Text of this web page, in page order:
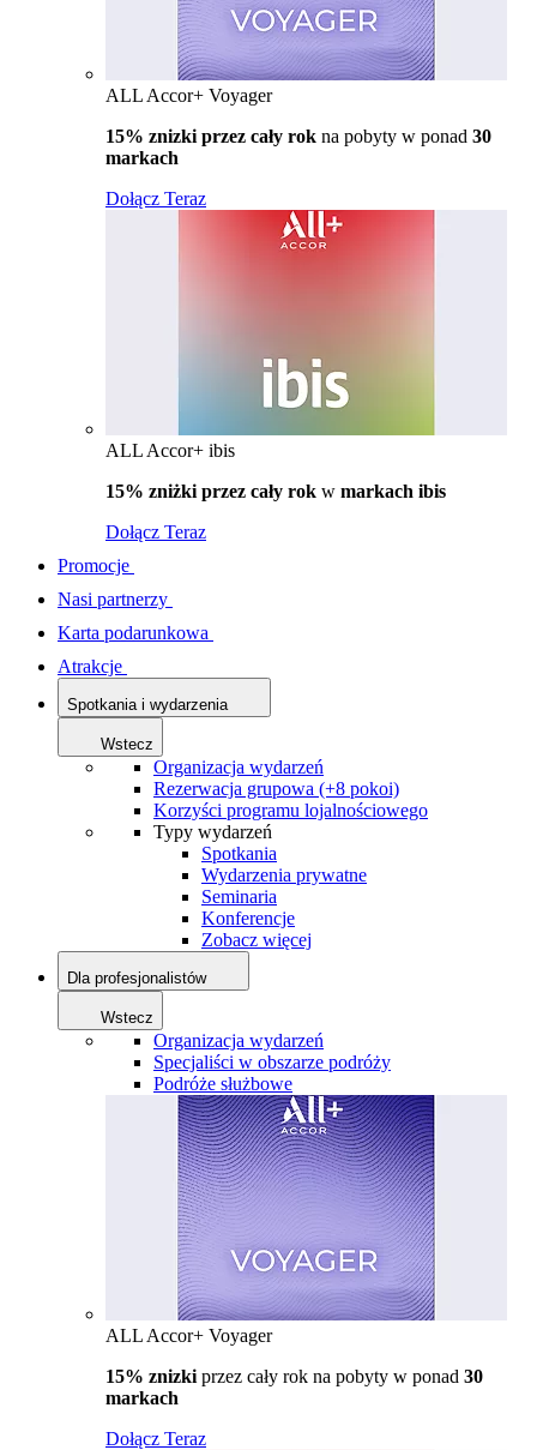
ALL Accor+ Voyager
15% znizki przez cały rok na pobyty w ponad 30
markach
Dołącz Teraz
ALL Accor+ ibis
15% zniżki przez cały rok w markach ibis
Dołącz Teraz
Promocje
Nasi partnerzy
Karta podarunkowa
Atrakcje
Spotkania i wydarzenia
Wstecz
Organizacja wydarzeń
Rezerwacja grupowa (+8 pokoi)
Korzyści programu lojalnościowego
Typy wydarzeń
Spotkania
Wydarzenia prywatne
Seminaria
Konferencje
Zobacz więcej
Dla profesjonalistów
Wstecz
Organizacja wydarzeń
Specjaliści w obszarze podróży
Podróże służbowe
ALL Accor+ Voyager
15% znizki przez cały rok na pobyty w ponad 30
markach
Dołącz Teraz